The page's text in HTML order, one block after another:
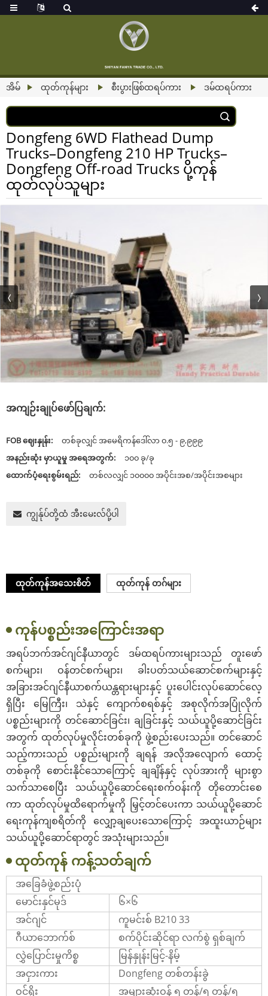
အိမ် ထုတ်ကုန်များ စီးပွားဖြစ်ထရပ်ကား ဒမ်ထရပ်ကား
Dongfeng 6WD Flathead Dump
Trucks–Dongfeng 210 HP Trucks–
Dongfeng Off-road Trucks ပို့ကုန်
ထုတ်လုပ်သူများ
အကျဉ်းချုပ်ဖော်ပြချက်:
FOB ဈေးနှုန်း:
တစ်ခုလျှင် အမေရိကန်ဒေါ်လာ ၀.၅ - ၉,၉၉၉
အနည်းဆုံး မှာယူမှု အရေအတွက်:
၁၀၀ ခု/ခု
ထောက်ပံ့ရေးစွမ်းရည်:
တစ်လလျှင် ၁၀၀၀၀ အပိုင်းအစ/အပိုင်းအစများ
ကျွန်ုပ်တို့ထံ အီးမေးလ်ပို့ပါ
ထုတ်ကုန်အသေးစိတ် ထုတ်ကုန် တဂ်များ
ကုန်ပစ္စည်းအကြောင်းအရာ
အရပ်ဘက်အင်ဂျင်နီယာတွင် ဒမ်ထရပ်ကားများသည် တူးဖော်
စက်များ၊ ဝန်တင်စက်များ၊ ခါးပတ်သယ်ဆောင်စက်များနှင့်
အခြားအင်ဂျင်နီယာစက်ယန္တရားများနှင့် ပူးပေါင်းလုပ်ဆောင်လေ့
ရှိပြီး မြေကြီး၊ သဲနှင့် ကျောက်စရစ်နှင့် အစုလိုက်အပြုံလိုက်
ပစ္စည်းများကို တင်ဆောင်ခြင်း၊ ချခြင်းနှင့် သယ်ယူပို့ဆောင်ခြင်း
အတွက် ထုတ်လုပ်မှုလိုင်းတစ်ခုကို ဖွဲ့စည်းပေးသည်။ တင်ဆောင်
သည့်ကားသည် ပစ္စည်းများကို ချရန် အလိုအလျောက် ထောင့်
တစ်ခုကို စောင်းနိုင်သောကြောင့် ချချိန်နှင့် လုပ်အားကို များစွာ
သက်သာစေပြီး သယ်ယူပို့ဆောင်ရေးစက်ဝန်းကို တိုတောင်းစေ
ကာ ထုတ်လုပ်မှုထိရောက်မှုကို မြှင့်တင်ပေးကာ သယ်ယူပို့ဆောင်
ရေးကုန်ကျစရိတ်ကို လျှော့ချပေးသောကြောင့် အထူးယာဉ်များ
သယ်ယူပို့ဆောင်ရာတွင် အသုံးများသည်။
ထုတ်ကုန် ကန့်သတ်ချက်
အခြေခံဖွဲ့စည်းပုံ
မောင်းနှင်မုဒ်
၆×၆
အင်ဂျင်
ကူမင်းစ် B210 33
ဂီယာဘောက်စ်
စက်ပိုင်းဆိုင်ရာ လက်စွဲ ရှစ်ချက်
လွှဲပြောင်းမှုကိစ္စ
မြန်နှုန်းမြင့်-နိမ့်
အငှားကား
Dongfeng တစ်တန်းခွဲ
ဝင်ရိုး
အများဆုံးဝန် ၅ တန်/၅ တန်/၅